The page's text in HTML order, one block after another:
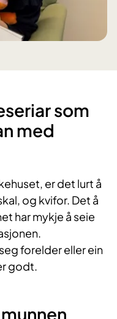
som
med
er det lurt å
og kvifor. Det å
har mykje å seie
forelder eller ein
godt.